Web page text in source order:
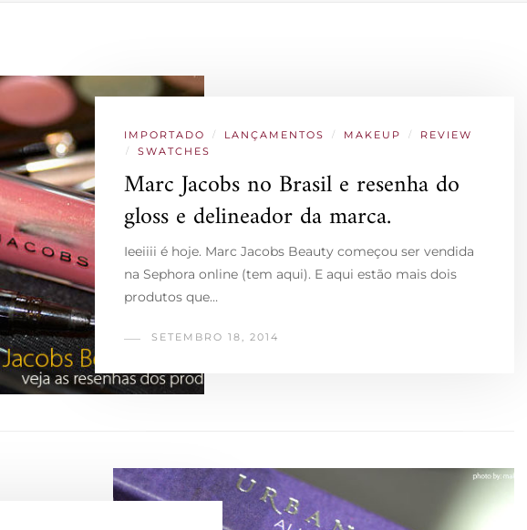
IMPORTADO / LANÇAMENTOS / MAKEUP / REVIEW
/ SWATCHES
Marc Jacobs no Brasil e resenha do
gloss e delineador da marca.
Ieeiiii é hoje. Marc Jacobs Beauty começou ser vendida
na Sephora online (tem aqui). E aqui estão mais dois
produtos que…
SETEMBRO 18, 2014